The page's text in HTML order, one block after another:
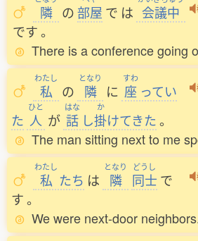
隣 の部屋 で は 会議中
です。
There is a conference going
わたし
私 の
となり
隣 に
すわ
座 ってい
た
ひと
人 が
はな
話 し
か
掛けてきた。
The man sitting next to me
わたし
私 たち は
となり
隣
どうし
同士 で
す。
We were next-door